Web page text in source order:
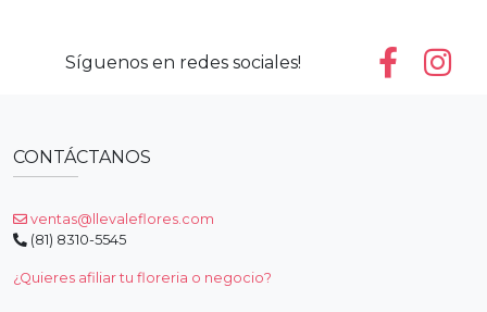
Síguenos en redes sociales!
CONTÁCTANOS
ventas@llevaleflores.com
(81) 8310-5545
¿Quieres afiliar tu floreria o negocio?